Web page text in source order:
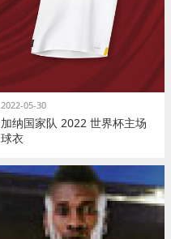
2022-05-30
加纳国家队 2022 世界杯主场
球衣